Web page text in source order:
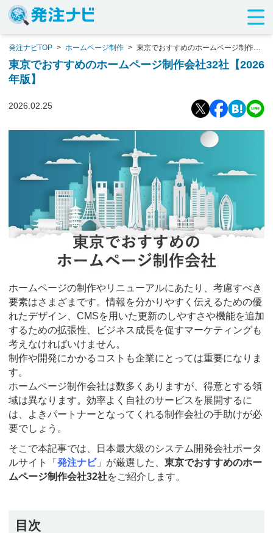
発注ナビTOP > ホームページ制作 > 東京でおすすめのホームページ制作会
社32社【2026年版】
東京でおすすめのホームページ制作会社32社【2026
年版】
2026.02.25
ホームページの制作やリニューアルにあたり、考慮すべき
要素はさまざまです。情報を分かりやすく伝えるための優
れたデザイン、CMSを用いた更新のしやすさや機能を追加
するための拡張性、ビジネス成長を促すマーケティングも
考えなければいけません。
制作や開発にかかるコストも企業にとっては重要になりま
す。
ホームページ制作会社は数多くありますが、得意とする領
域は異なります。効率よく自社のサービスを展開するに
は、よきパートナーとなってくれる制作会社の手助けが必
要でしょう。
そこで本記事では、日本最大級のシステム開発会社ポータ
ルサイト「 発注ナビ」が厳選した、 東京でおすすめのホー
ムページ制作会社32社をご紹介します。
目次